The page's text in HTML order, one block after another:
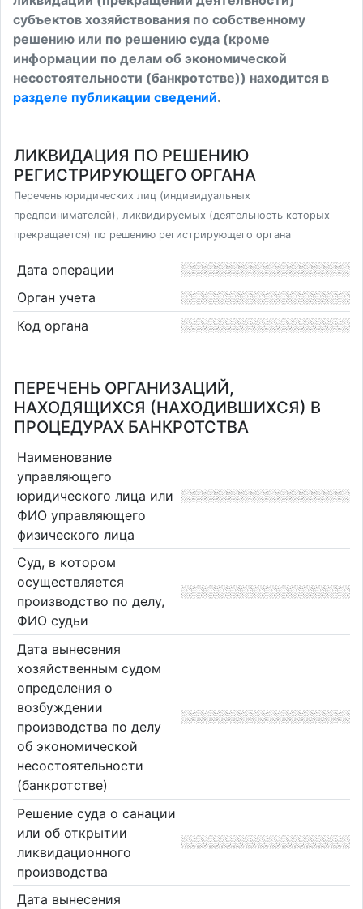
субъектов хозяйствования по собственному
решению или по решению суда (кроме
информации по делам об экономической
несостоятельности (банкротстве)) находится в
разделе публикации сведений.
ЛИКВИДАЦИЯ ПО РЕШЕНИЮ
РЕГИСТРИРУЮЩЕГО ОРГАНА
Перечень юридических лиц (индивидуальных
предпринимателей), ликвидируемых (деятельность которых
прекращается) по решению регистрирующего органа
Дата операции
Орган учета
Код органа
ПЕРЕЧЕНЬ ОРГАНИЗАЦИЙ,
НАХОДЯЩИХСЯ (НАХОДИВШИХСЯ) В
ПРОЦЕДУРАХ БАНКРОТСТВА
Наименование
управляющего
юридического лица или
ФИО управляющего
физического лица
Суд, в котором
осуществляется
производство по делу,
ФИО судьи
Дата вынесения
хозяйственным судом
определения о
возбуждении
производства по делу
об экономической
несостоятельности
(банкротстве)
Решение суда о санации
или об открытии
ликвидационного
производства
Дата вынесения